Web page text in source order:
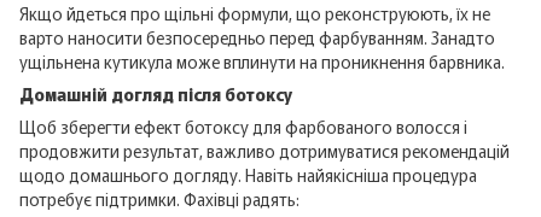
Якщо йдеться про щільні формули, що реконструюють, їх не
варто наносити безпосередньо перед фарбуванням. Занадто
ущільнена кутикула може вплинути на проникнення барвника.
Домашній догляд після ботоксу
Щоб зберегти ефект ботоксу для фарбованого волосся і
продовжити результат, важливо дотримуватися рекомендацій
щодо домашнього догляду. Навіть найякісніша процедура
потребує підтримки. Фахівці радять: